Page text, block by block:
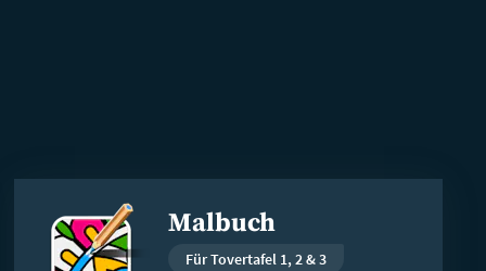
Malbuch
Für Tovertafel 1, 2 & 3